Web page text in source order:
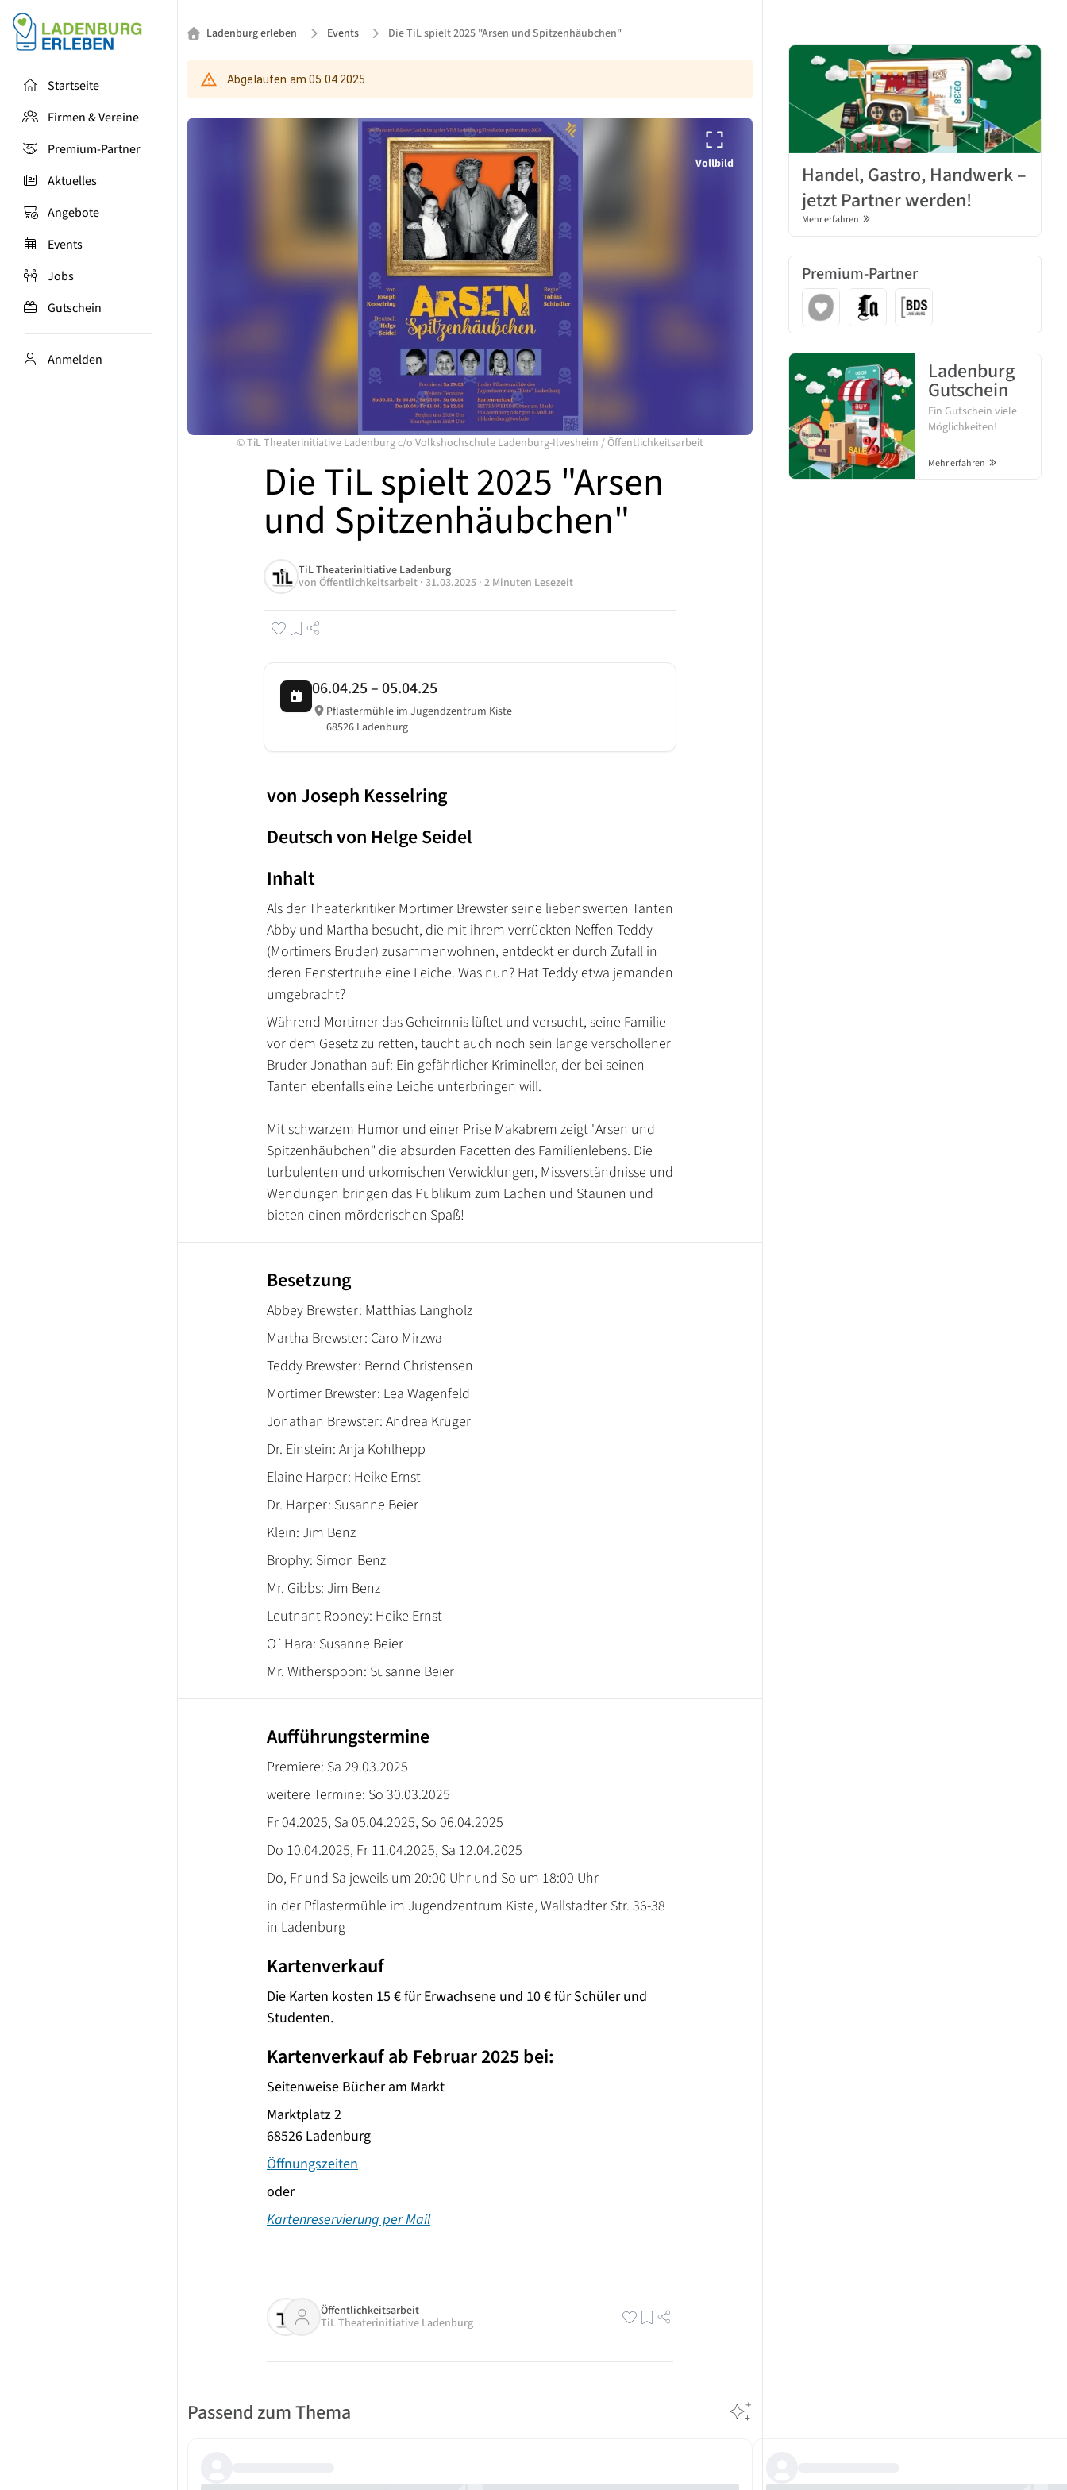
Startseite
Firmen & Vereine
Premium-Partner
Aktuelles
Angebote
Events
Jobs
Gutschein
Anmelden
Ladenburg erleben Events Die TiL spielt 2025 "Arsen und Spitzenhäubchen"
Abgelaufen am05.04.2025
Vollbild
©TiL Theaterinitiative Ladenburg c/o Volkshochschule Ladenburg-Ilvesheim /Öffentlichkeitsarbeit
Die TiL spielt 2025 "Arsen
und Spitzenhäubchen"
TiL Theaterinitiative Ladenburg
von Öffentlichkeitsarbeit · 31.03.2025 · 2 Minuten Lesezeit
06.04.25–05.04.25
Pflastermühle im Jugendzentrum Kiste
68526 Ladenburg
von Joseph Kesselring
Deutsch von Helge Seidel
Inhalt
Als der Theaterkritiker Mortimer Brewster seine liebenswerten Tanten
Abby und Martha besucht, die mit ihrem verrückten Neffen Teddy
(Mortimers Bruder) zusammenwohnen, entdeckt er durch Zufall in
deren Fenstertruhe eine Leiche. Was nun? Hat Teddy etwa jemanden
umgebracht?
Während Mortimer das Geheimnis lüftet und versucht, seine Familie
vor dem Gesetz zu retten, taucht auch noch sein lange verschollener
Bruder Jonathan auf: Ein gefährlicher Krimineller, der bei seinen
Tanten ebenfalls eine Leiche unterbringen will.
Mit schwarzem Humor und einer Prise Makabrem zeigt "Arsen und
Spitzenhäubchen" die absurden Facetten des Familienlebens. Die
turbulenten und urkomischen Verwicklungen, Missverständnisse und
Wendungen bringen das Publikum zum Lachen und Staunen und
bieten einen mörderischen Spaß!
Besetzung
Abbey Brewster: Matthias Langholz
Martha Brewster: Caro Mirzwa
Teddy Brewster: Bernd Christensen
Mortimer Brewster: Lea Wagenfeld
Jonathan Brewster: Andrea Krüger
Dr. Einstein: Anja Kohlhepp
Elaine Harper: Heike Ernst
Dr. Harper: Susanne Beier
Klein: Jim Benz
Brophy: Simon Benz
Mr. Gibbs: Jim Benz
Leutnant Rooney: Heike Ernst
O`Hara: Susanne Beier
Mr. Witherspoon: Susanne Beier
Aufführungstermine
Premiere: Sa 29.03.2025
weitere Termine: So 30.03.2025
Fr 04.2025, Sa 05.04.2025, So 06.04.2025
Do 10.04.2025, Fr 11.04.2025, Sa 12.04.2025
Do, Fr und Sa jeweils um 20:00 Uhr und So um 18:00 Uhr
in der Pflastermühle im Jugendzentrum Kiste, Wallstadter Str. 36-38
in Ladenburg
Kartenverkauf
Die Karten kosten 15 € für Erwachsene und 10 € für Schüler und
Studenten.
Kartenverkauf ab Februar 2025 bei:
Seitenweise Bücher am Markt
Marktplatz 2
68526 Ladenburg
Öffnungszeiten
oder
Kartenreservierung per Mail
Öffentlichkeitsarbeit
TiL Theaterinitiative Ladenburg
Passend zum Thema
Handel, Gastro, Handwerk –
jetzt Partner werden!
Mehr erfahren
Premium-Partner
Ladenburg
Gutschein
Ein Gutschein viele
Möglichkeiten!
Mehr erfahren